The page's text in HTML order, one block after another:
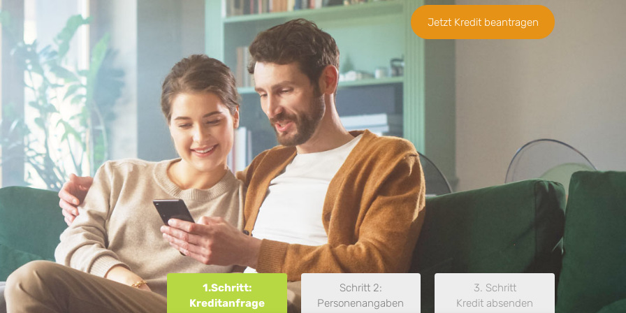
Jetzt Kredit beantragen
1.Schritt:
Kreditanfrage
Schritt 2:
Personenangaben
3. Schritt
Kredit absenden